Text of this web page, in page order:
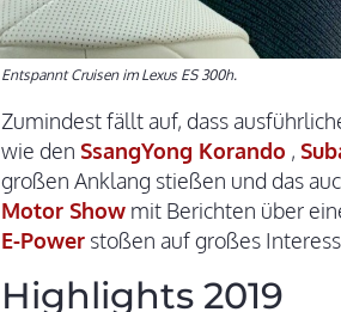
Entspannt Cruisen im Lexus ES 300h.
Zumindest fällt auf, dass
wie den SsangYong Korando ,
großen Anklang stießen und das
Motor Show mit Berichten über
E-Power stoßen auf großes
Highlights 2019